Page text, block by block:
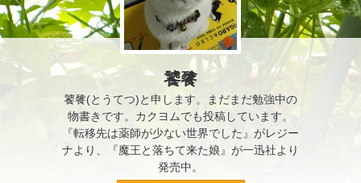
饕餮
饕餮(とうてつ)と申します。まだまだ勉強中の
物書きです。カクヨムでも投稿しています。
『転移先は薬師が少ない世界でした』がレジー
ナより、『魔王と落ちて来た娘』が一迅社より
発売中。